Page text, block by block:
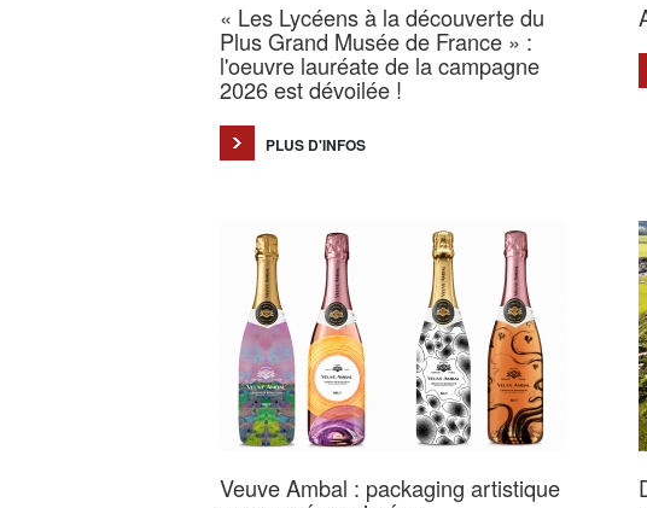
« Les Lycéens à la découverte du
Plus Grand Musée de France » :
l'oeuvre lauréate de la campagne
2026 est dévoilée !
PLUS D'INFOS
Veuve Ambal : packaging artistique